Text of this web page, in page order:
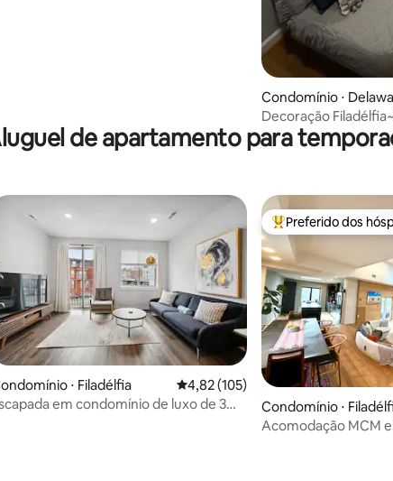
Condomínio ⋅
ty
Decoração
2 quadras~Cidade
de apartamento para
⋅ Filadélfia 4,82 de uma avaliação média de 5,
4,82 (105)
em condomínio de luxo de 3
Entre os melhores
Preferido dos
Condomínio ⋅
Acomodação MCM